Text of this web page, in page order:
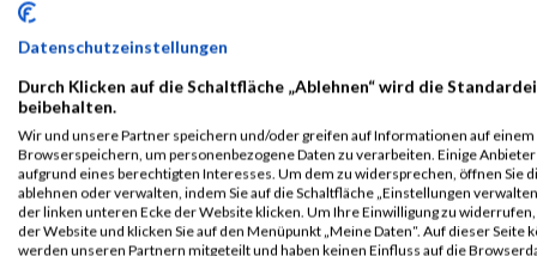
10795
10798
Johannes
11162
-- Noname
10726
11089
Felix Weitenhagen
10810
Lukas Northrup
10568
Lukas Janisch
10974
Serdar Seçkin
Datenschutzeinstellungen
Durch Klicken auf die Schaltfläche „Ablehnen“ wird die
beibehalten.
Wir und unsere Partner speichern und/oder greifen auf Informationen auf einem
Browserspeichern, um personenbezogene Daten zu verarbeiten. Einige
aufgrund eines berechtigten Interesses. Um dem zu widersprechen, öffnen Sie
ablehnen oder verwalten, indem Sie auf die Schaltfläche „Einstellungen
der linken unteren Ecke der Website klicken. Um Ihre Einwilligung zu
der Website und klicken Sie auf den Menüpunkt „Meine Daten“. Auf dieser
werden unseren Partnern mitgeteilt und haben keinen Einfluss auf die